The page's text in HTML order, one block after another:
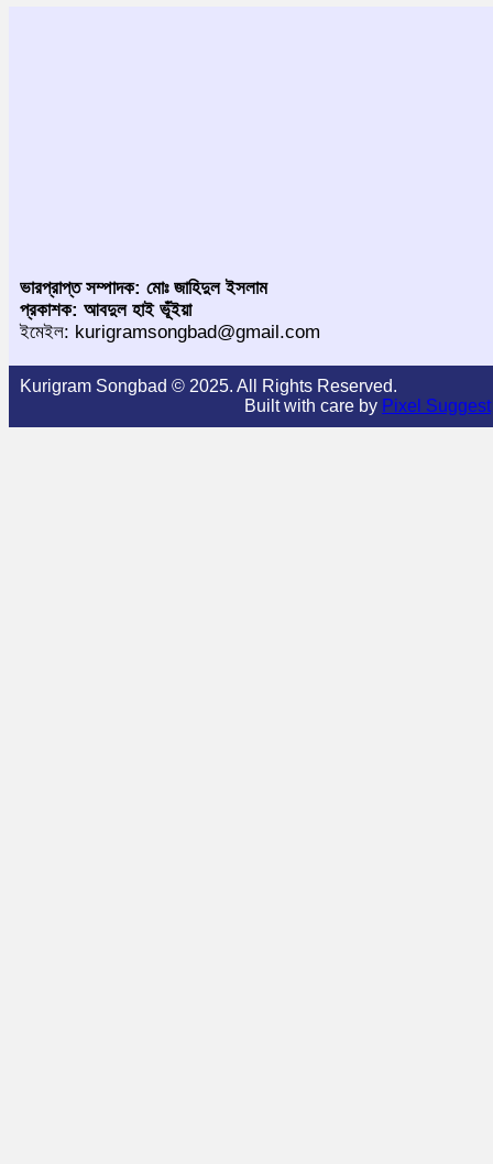
ভারপ্রাপ্ত সম্পাদক: মোঃ জাহিদুল ইসলাম
প্রকাশক: আবদুল হাই ভূঁইয়া
ইমেইল: kurigramsongbad@gmail.com
Kurigram Songbad © 2025. All Rights Reserved.
Built with care by Pixel Suggest